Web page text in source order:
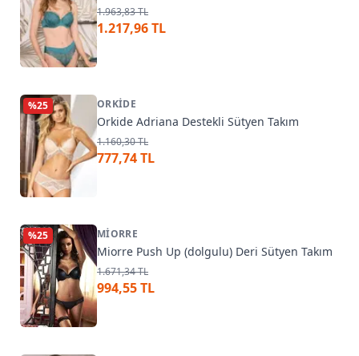
1.963,83 TL
1.217,96 TL
%25 ORKIDE
Orkide Adriana Destekli Sütyen Takım
1.160,30 TL
777,74 TL
%25 MIORRE
Miorre Push Up (dolgulu) Deri Sütyen Takım
1.671,34 TL
994,55 TL